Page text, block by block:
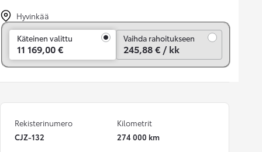
Hyvinkää
Käteinen valittu
11 169,00 €
Vaihda rahoitukseen
245,88 € / kk
Rekisterinumero
CJZ-132
Kilometrit
274 000 km